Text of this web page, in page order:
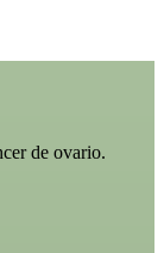
de ovario.